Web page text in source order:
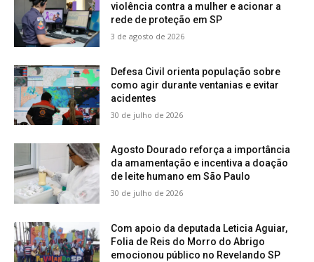
violência contra a mulher e acionar a
rede de proteção em SP
3 de agosto de 2026
Defesa Civil orienta população sobre
como agir durante ventanias e evitar
acidentes
30 de julho de 2026
Agosto Dourado reforça a importância
da amamentação e incentiva a doação
de leite humano em São Paulo
30 de julho de 2026
Com apoio da deputada Leticia Aguiar,
Folia de Reis do Morro do Abrigo
emocionou público no Revelando SP